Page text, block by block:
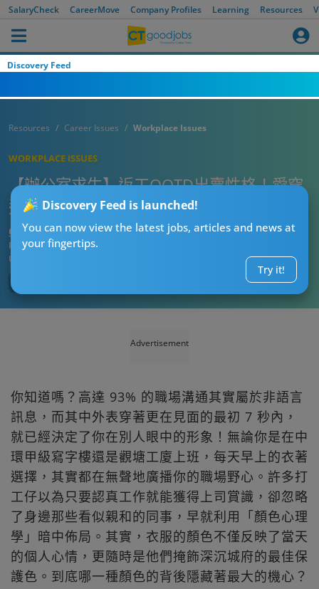
SalaryCheck CareerMove Company Profiles Learning Resources
Discovery Feed
Discovery Feed is launched!
You can now view the latest jobs, articles and news at
your fingertips.
Try it!
Resources Career Issues Workplace Issues
WORKPLACE ISSUES
【辦公室求生】返工OOTD出賣性格！愛穿
這色同事8成控制慾極強！小心無辜食死貓
CTgoodjobs’ Editor
Published:2026-07-26 13:15
Updated:
Advertisement
你知道嗎？高達 93% 的職場溝通其實屬於非語言
訊息，而其中外表穿著更在見面的最初 7 秒內，
就已經決定了你在別人眼中的形象！無論你是在中
環甲級寫字樓還是觀塘工廈上班，每天早上的衣著
選擇，其實都在無聲地廣播你的職場野心。許多打
工仔以為只要認真工作就能獲得上司賞識，卻忽略
了身邊那些看似親和的同事，早就利用「顏色心理
學」暗中佈局。其實，衣服的顏色不僅反映了當天
的個人心情，更隨時是他們掩飾深沉城府的最佳保
護色。到底哪一種顏色的背後隱藏著最大的機心？